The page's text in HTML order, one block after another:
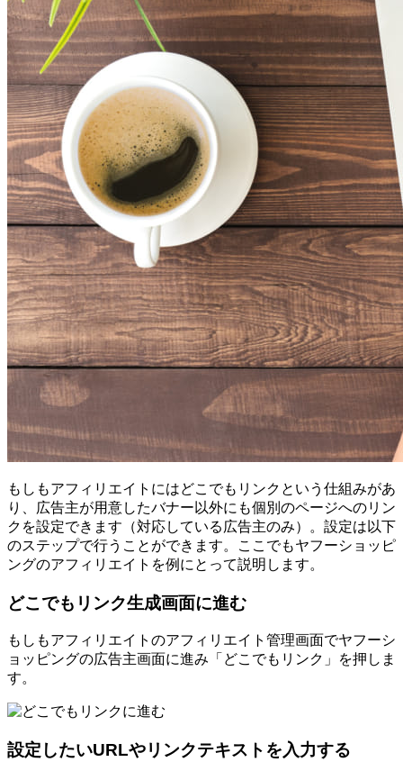
もしもアフィリエイトにはどこでもリンクという仕組みがあ
り、広告主が用意したバナー以外にも個別のページへのリン
クを設定できます（対応している広告主のみ）。設定は以下
のステップで行うことができます。ここでもヤフーショッピ
ングのアフィリエイトを例にとって説明します。
どこでもリンク生成画面に進む
もしもアフィリエイトのアフィリエイト管理画面でヤフーシ
ョッピングの広告主画面に進み「どこでもリンク」を押しま
す。
設定したいURLやリンクテキストを入力する